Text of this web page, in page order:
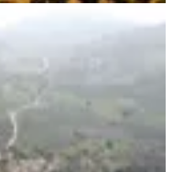
11 Dönüm
31.07.2026